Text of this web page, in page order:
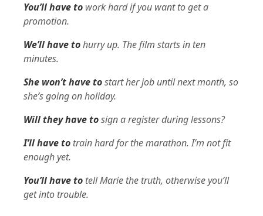
You’ll have to work hard if you want to get a
promotion.
We’ll have tohurry up. The film starts in ten
minutes.
She won’t have tostart her job until next month, so
she’s going on holiday.
Will they have tosign a register during lessons?
I’ll have to train hard for the marathon. I’m not fit
enough yet.
You’ll have to tell Marie the truth, otherwise you’ll
get into trouble.